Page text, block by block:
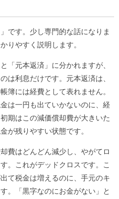
です。少し専門的な話になりま
りやすく説明します。
「元本返済」に分かれますが、
は利息だけです。元本返済は、
簿には経費として表れません。
は一円も出ていかないのに、経
期はこの減価償却費が大きいた
が残りやすい状態です。
費はどんどん減少し、やがてロ
。これがデッドクロスです。こ
て税金は増えるのに、手元のキ
。「黒字なのにお金がない」と